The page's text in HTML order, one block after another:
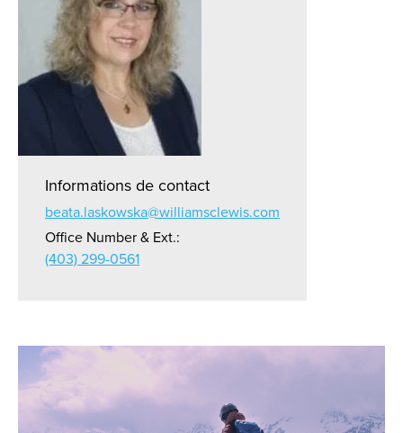
Informations de contact
beata.laskowska@williamsclewis.com
Office Number & Ext.:
(403) 299-0561